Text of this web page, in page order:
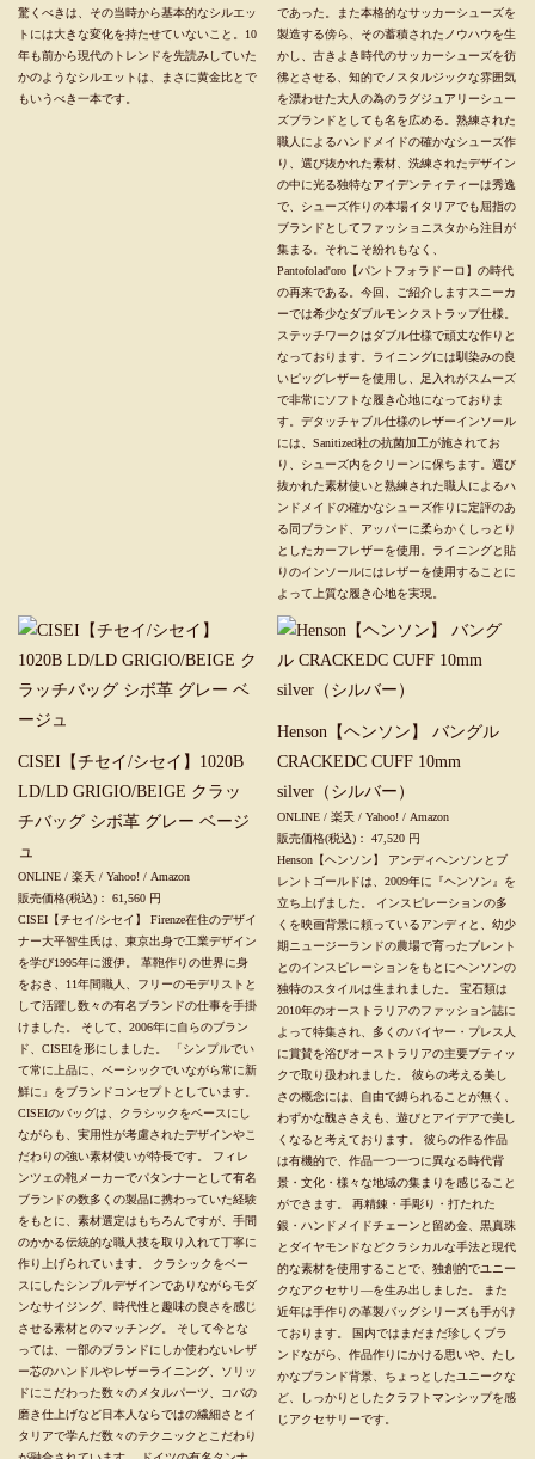
驚くべきは、その当時から基本的なシルエッ
トには大きな変化を持たせていないこと。10
年も前から現代のトレンドを先読みしていた
かのようなシルエットは、まさに黄金比とで
もいうべき一本です。
であった。また本格的なサッカーシューズを
製造する傍ら、その蓄積されたノウハウを生
かし、古きよき時代のサッカーシューズを彷
彿とさせる、知的でノスタルジックな雰囲気
を漂わせた大人の為のラグジュアリーシュー
ズブランドとしても名を広める。熟練された
職人によるハンドメイドの確かなシューズ作
り、選び抜かれた素材、洗練されたデザイン
の中に光る独特なアイデンティティーは秀逸
で、シューズ作りの本場イタリアでも屈指の
ブランドとしてファッショニスタから注目が
集まる。それこそ紛れもなく、
Pantofolad'oro【パントフォラドーロ】の時代
の再来である。今回、ご紹介しますスニーカ
ーでは希少なダブルモンクストラップ仕様。
ステッチワークはダブル仕様で頑丈な作りと
なっております。ライニングには馴染みの良
いピッグレザーを使用し、足入れがスムーズ
で非常にソフトな履き心地になっておりま
す。デタッチャブル仕様のレザーインソール
には、Sanitized社の抗菌加工が施されてお
り、シューズ内をクリーンに保ちます。選び
抜かれた素材使いと熟練された職人によるハ
ンドメイドの確かなシューズ作りに定評のあ
る同ブランド、アッパーに柔らかくしっとり
としたカーフレザーを使用。ライニングと貼
りのインソールにはレザーを使用することに
よって上質な履き心地を実現。
CISEI【チセイ/シセイ】1020B
LD/LD GRIGIO/BEIGE クラッ
チバッグ シボ革 グレー ベージ
ュ
ONLINE / 楽天 / Yahoo! / Amazon
販売価格(税込)： 61,560 円
CISEI【チセイ/シセイ】 Firenze在住のデザイ
ナー大平智生氏は、東京出身で工業デザイン
を学び1995年に渡伊。 革鞄作りの世界に身
をおき、11年間職人、フリーのモデリストと
して活躍し数々の有名ブランドの仕事を手掛
けました。 そして、2006年に自らのブラン
ド、CISEIを形にしました。 「シンプルでい
て常に上品に、ベーシックでいながら常に新
鮮に」をブランドコンセプトとしています。
CISEIのバッグは、クラシックをベースにし
ながらも、実用性が考慮されたデザインやこ
だわりの強い素材使いが特長です。 フィレ
ンツェの鞄メーカーでパタンナーとして有名
ブランドの数多くの製品に携わっていた経験
をもとに、素材選定はもちろんですが、手間
のかかる伝統的な職人技を取り入れて丁寧に
作り上げられています。 クラシックをベー
スにしたシンプルデザインでありながらモダ
ンなサイジング、時代性と趣味の良さを感じ
させる素材とのマッチング。 そして今とな
っては、一部のブランドにしか使わないレザ
ー芯のハンドルやレザーライニング、ソリッ
ドにこだわった数々のメタルパーツ、コバの
磨き仕上げなど日本人ならではの繊細さとイ
タリアで学んだ数々のテクニックとこだわり
Henson【ヘンソン】 バングル
CRACKEDC CUFF 10mm
silver（シルバー）
ONLINE/楽天/Yahoo! / Amazon
販売価格(税込)：47,520 円
Henson【ヘンソン】 アンディヘンソンとブ
レントゴールドは、2009年に『ヘンソン』を
立ち上げました。 インスピレーションの多
くを映画背景に頼っているアンディと、幼少
期ニュージーランドの農場で育ったブレント
とのインスピレーションをもとにヘンソンの
独特のスタイルは生まれました。 宝石類は
2010年のオーストラリアのファッション誌に
よって特集され、多くのバイヤー・プレス人
に賞賛を浴びオーストラリアの主要ブティッ
クで取り扱われました。 彼らの考える美し
さの概念には、自由で縛られることが無く、
わずかな醜ささえも、遊びとアイデアで美し
くなると考えております。 彼らの作る作品
は有機的で、作品一つ一つに異なる時代背
景・文化・様々な地域の集まりを感じること
ができます。 再精錬・手彫り・打たれた
銀・ハンドメイドチェーンと留め金、黒真珠
とダイヤモンドなどクラシカルな手法と現代
的な素材を使用することで、独創的でユニー
クなアクセサリ―を生み出しました。 また
近年は手作りの革製バッグシリーズも手がけ
ております。 国内ではまだまだ珍しくブラ
ンドながら、作品作りにかける思いや、たし
かなブランド背景、ちょっとしたユニークな
ど、しっかりとしたクラフトマンシップを感
じアクセサリーです。